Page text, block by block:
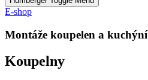
E-shop
Montáže koupelen a kuchýní
Koupelny